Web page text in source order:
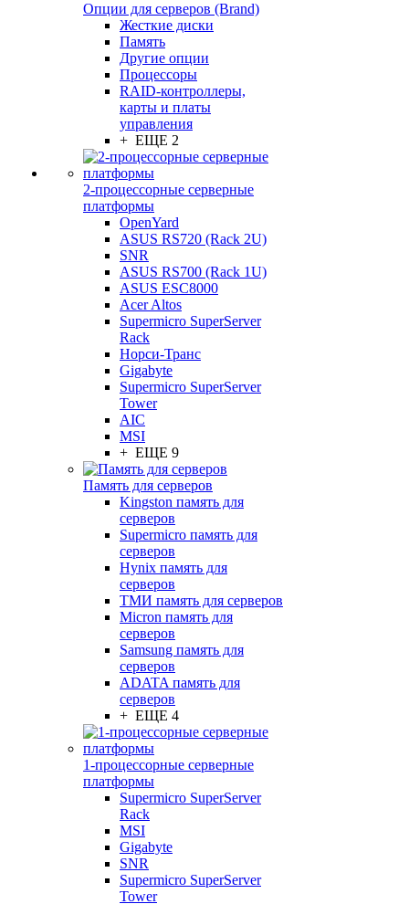
Опции для серверов (Brand)
Жесткие диски
Память
Другие опции
Процессоры
RAID-контроллеры,
карты и платы
управления
+ ЕЩЕ 2
2-процессорные серверные
платформы
OpenYard
ASUS RS720 (Rack 2U)
SNR
ASUS RS700 (Rack 1U)
ASUS ESC8000
Acer Altos
Supermicro SuperServer
Rack
Норси-Транс
Gigabyte
Supermicro SuperServer
Tower
AIC
MSI
+ ЕЩЕ 9
Память для серверов
Kingston память для
серверов
Supermicro память для
серверов
Hynix память для
серверов
ТМИ память для серверов
Micron память для
серверов
Samsung память для
серверов
ADATA память для
серверов
+ ЕЩЕ 4
1-процессорные серверные
платформы
Supermicro SuperServer
Rack
MSI
Gigabyte
SNR
Supermicro SuperServer
Tower